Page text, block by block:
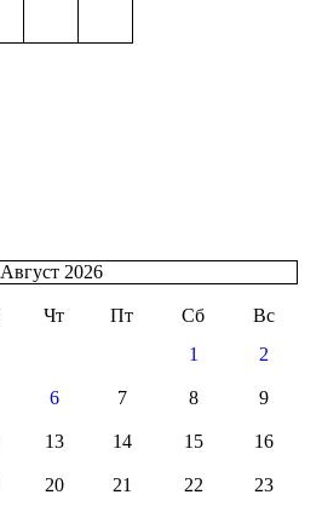
Август 2026
Чт Пт Сб
Вс
1
2
6 7 8 9
13 14 15 16
20 21 22 23